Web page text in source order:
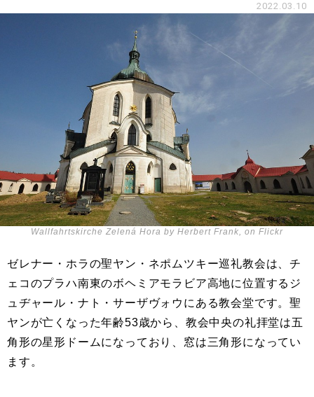
2022.03.10
Wallfahrtskirche Zelená Hora by Herbert Frank, on Flickr
ゼレナー・ホラの聖ヤン・ネポムツキー巡礼教会は、チ
ェコのプラハ南東のボヘミアモラビア高地に位置するジ
ュヂャール・ナト・サーザヴォウにある教会堂です。聖
ヤンが亡くなった年齢53歳から、教会中央の礼拝堂は五
角形の星形ドームになっており、窓は三角形になってい
ます。